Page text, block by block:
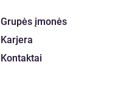
Grupės įmonės
Karjera
Kontaktai